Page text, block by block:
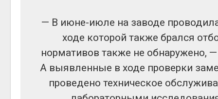
— В июне-июле на заводе
ходе которой также брался
нормативов также не обнаружено,
А выявленные в ходе проверки
проведено техническое
Авг 6,